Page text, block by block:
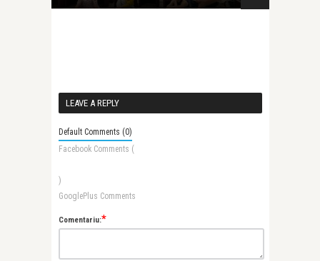
Ziua a patra a ...
LEAVE A REPLY
Default Comments (0)
Facebook Comments (
)
GooglePlus Comments
Comentariu:*